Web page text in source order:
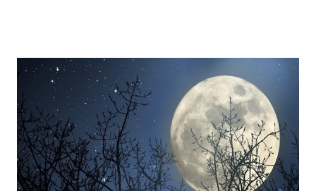
Ao dizer que deixar o ambiente evangélico não significou
abandonar Deus, mas sim se libertar de uma prisão, ela
expõe algo que muita gente vive: a busca por uma
espiritualidade que faça sentido com quem a gente
realmente é.